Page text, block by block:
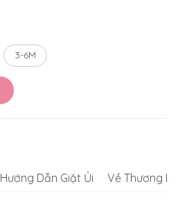
3-6M
Hướng Dẫn Giặt Ủi Về Thương